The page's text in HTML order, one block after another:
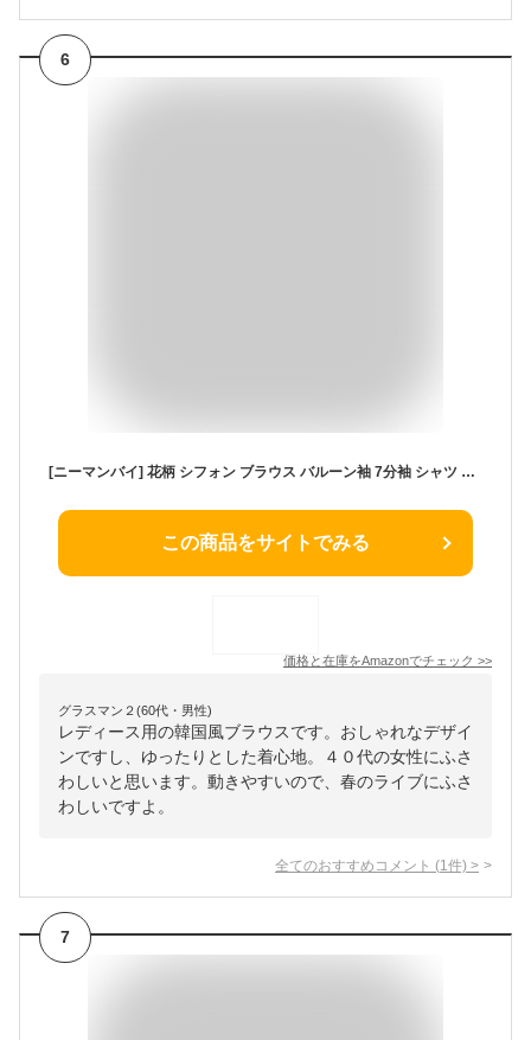
6
[ニーマンバイ] 花柄 シフォン ブラウス バルーン袖 7分袖 シャツ 春 夏 きれいめ トップス 夏物 大きい サイズ ゆったり 高校生 20代 30代 40代 50代 60代 大人 普段着 仕事 仕事着 結婚式 二次会 オフィス オフィスカジュアル 通勤 フェミニン 着痩せ 清楚 お洒落 楽ちん 楽 ふんわり フラワー柄 韓国風 綺麗め キレイメ ぶらうす ホワイト 4S-N27-WH2XL
この商品をサイトでみる
価格と在庫をAmazonでチェック >>
グラスマン２(60代・男性)
レディース用の韓国風ブラウスです。おしゃれなデザイ
ンですし、ゆったりとした着心地。４０代の女性にふさ
わしいと思います。動きやすいので、春のライブにふさ
わしいですよ。
全てのおすすめコメント (1 件) >
7